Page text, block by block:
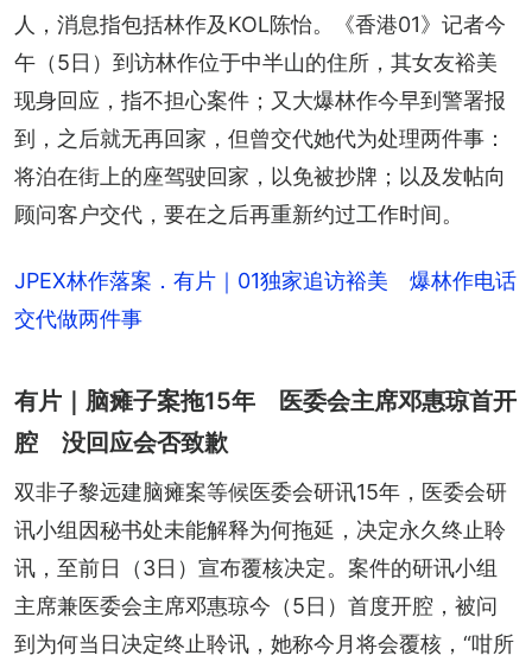
人，消息指包括林作及KOL陈怡。《香港01》记者今
午（5日）到访林作位于中半山的住所，其女友裕美
现身回应，指不担心案件；又大爆林作今早到警署报
到，之后就无再回家，但曾交代她代为处理两件事：
将泊在街上的座驾驶回家，以免被抄牌；以及发帖向
顾问客户交代，要在之后再重新约过工作时间。
JPEX林作落案．有片｜01独家追访裕美 爆林作电话
交代做两件事
有片｜脑瘫子案拖15年 医委会主席邓惠琼首开
腔 没回应会否致歉
双非子黎远建脑瘫案等候医委会研讯15年，医委会研
讯小组因秘书处未能解释为何拖延，决定永久终止聆
讯，至前日（3日）宣布覆核决定。案件的研讯小组
主席兼医委会主席邓惠琼今（5日）首度开腔，被问
到为何当日决定终止聆讯，她称今月将会覆核，“咁所